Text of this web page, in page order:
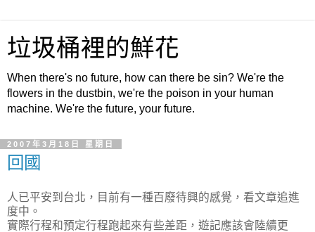
垃圾桶裡的鮮花
When there's no future, how can there be sin? We're the
flowers in the dustbin, we're the poison in your human
machine. We're the future, your future.
2007年3月18日 星期日
回國
人已平安到台北，目前有一種百廢待興的感覺，看文章追進
度中。
實際行程和預定行程跑起來有些差距，遊記應該會陸續更